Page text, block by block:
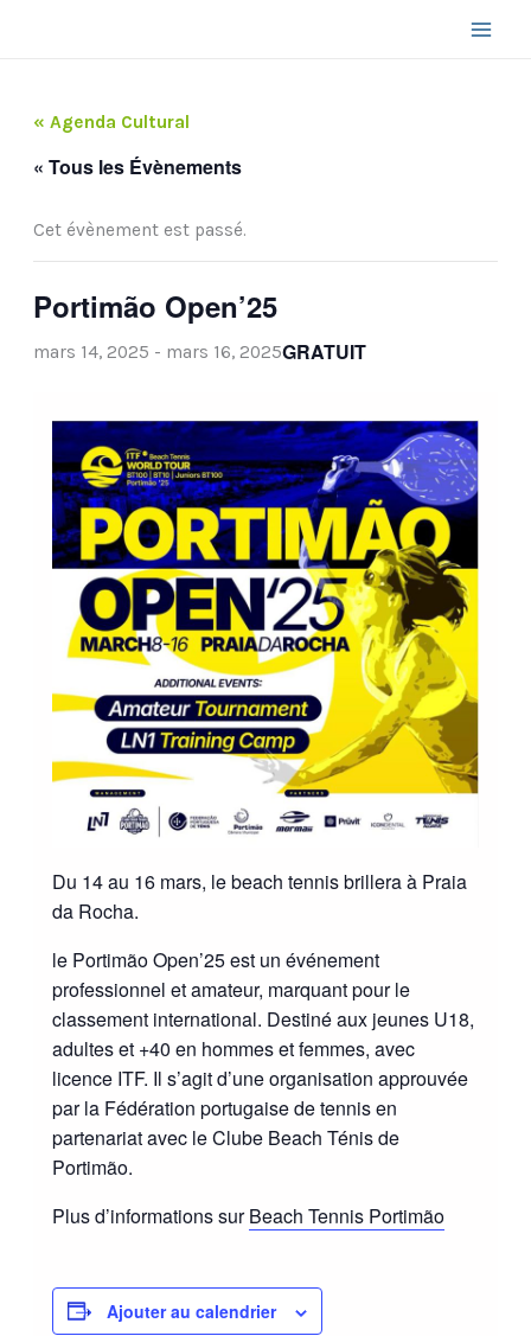
« Agenda Cultural
« Tous les Évènements
Cet évènement est passé.
Portimão Open’25
mars 14, 2025 - mars 16, 2025GRATUIT
Du 14 au 16 mars, le beach tennis brillera à Praia
da Rocha.
le Portimão Open’25 est un événement
professionnel et amateur, marquant pour le
classement international. Destiné aux jeunes U18,
adultes et +40 en hommes et femmes, avec
licence ITF. Il s’agit d’une organisation approuvée
par la Fédération portugaise de tennis en
partenariat avec le Clube Beach Ténis de
Portimão.
Plus d’informations surBeach Tennis Portimão
Ajouter au calendrier